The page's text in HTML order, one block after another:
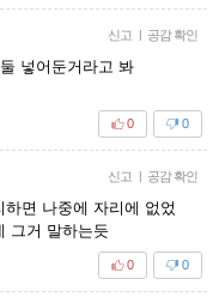
신고 | 공감 확인
넣어둔거라고 봐
0
0
신고 | 공감 확인
면 나중에 자리에 없었
그거 말하는듯
0
0